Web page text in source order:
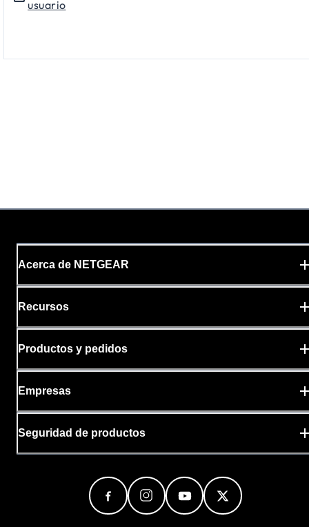
usuario
Acerca de NETGEAR
Recursos
Productos y pedidos
Empresas
Seguridad de productos